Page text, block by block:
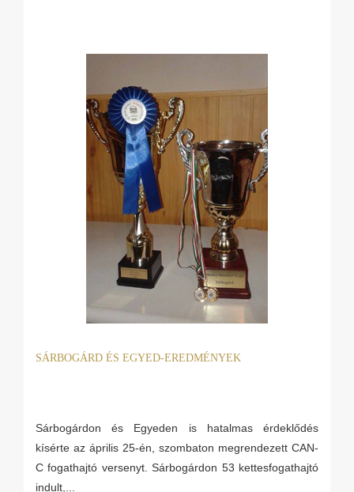
SÁRBOGÁRD ÉS EGYED-EREDMÉNYEK
Sárbogárdon és Egyeden is hatalmas érdeklődés
kísérte az április 25-én, szombaton megrendezett CAN-
C fogathajtó versenyt. Sárbogárdon 53 kettesfogathajtó
indult,...